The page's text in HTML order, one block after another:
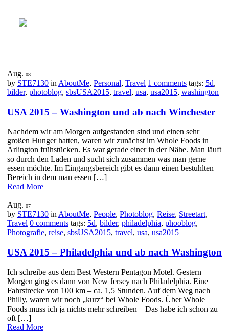
Aug. 08
by STE7130 in AboutMe, Personal, Travel 1 comments tags: 5d,
bilder, photoblog, sbsUSA2015, travel, usa, usa2015, washington
USA 2015 – Washington und ab nach Winchester
Nachdem wir am Morgen aufgestanden sind und einen sehr
großen Hunger hatten, waren wir zunächst im Whole Foods in
Arlington frühstücken. Es war gerade einer in der Nähe. Man läuft
so durch den Laden und sucht sich zusammen was man gerne
essen möchte. Im Eingangsbereich gibt es dann einen bestuhlten
Bereich in dem man essen […]
Read More
Aug. 07
by STE7130 inAboutMe, People, Photoblog, Reise, Streetart,
Travel 0 comments tags: 5d, bilder, philadelphia, phooblog,
Photografie, reise, sbsUSA2015, travel, usa, usa2015
USA 2015 – Philadelphia und ab nach Washington
Ich schreibe aus dem Best Western Pentagon Motel. Gestern
Morgen ging es dann von New Jersey nach Philadelphia. Eine
Fahrstrecke von 100 km – ca. 1,5 Stunden. Auf dem Weg nach
Philly, waren wir noch „kurz“ bei Whole Foods. Über Whole
Foods muss ich ja nichts mehr schreiben – Das habe ich schon zu
oft […]
Read More